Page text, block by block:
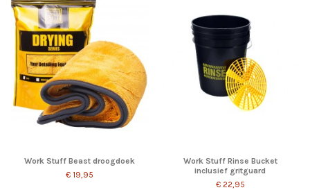
Work Stuff Beast droogdoek
€ 19,95
Work Stuff Rinse Bucket
inclusief gritguard
€ 22,95